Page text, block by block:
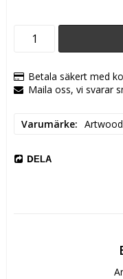
Betala säkert med
Maila oss, vi svarar
Varumärke Artwood
DELA